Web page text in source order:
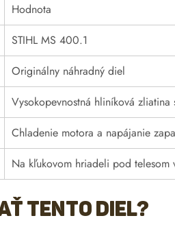
Hodnota
STIHL MS 400.1
Originálny náhradný diel
Vysokopevnostná hliníková
Chladenie motora a napájanie
Na kľukovom hriadeli pod telesom
tento diel?